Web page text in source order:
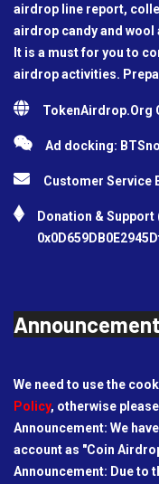
airdrop line report,
airdrop candy and
It is a must for you to
airdrop activities.
TokenAirdrop.Org
Ad docking:
Customer Service
Donation & Support
Announcement
We need to use the
Policy, otherwise
Announcement: We
account as "Coin
Announcement: Due to